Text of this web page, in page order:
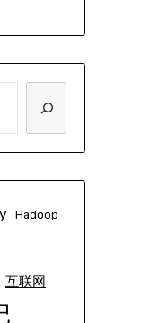
Hadoop
互联网